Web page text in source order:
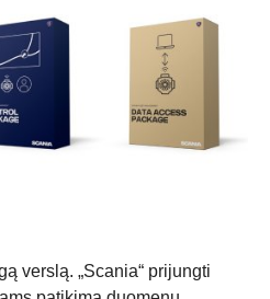
verslą. „Scania“ prijungti